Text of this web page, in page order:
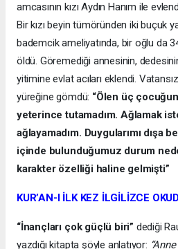
amcasının kızı Aydın Hanım ile
Bir kızı beyin tümöründen iki buçuk
bademcik ameliyatında, bir oğlu da
öldü. Göremediği annesinin,
yitimine evlat acıları eklendi.
yüreğine gömdü: “Ölen üç
yeterince tutamadım. Ağlamak
ağlayamadım. Duygularımı dışa
içinde bulunduğumuz durum
karakter özelliği haline gelmişti”
KUR’AN-I İLK KEZ İLGİLİZCE
“İnançları çok güçlü biri” dediği
yazdığı kitapta şöyle anlatıyor: